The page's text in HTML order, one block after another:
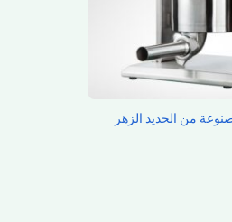
من الحديد الزهر